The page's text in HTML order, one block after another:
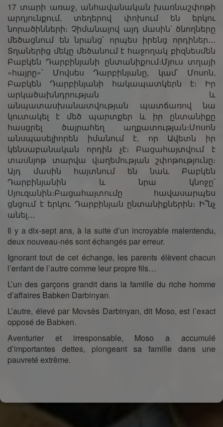
17 տարի առաջ, անհավանական խառնաշփոթի
արդյունքում, տեղերով փոխում են երկու
նորածինների։ Չիմանալով այդ մասին՝ ծնողները
մեծացնում են նրանց՝ որպես իրենց որդիներ․․․
Տղաներից մեկը մեծանում է հաջողակ բիզնեսմեն
Բաբկեն Դարբինյանի ընտանիքում։Մյուս տղայի
«հայրը»՝ Մովսես Դարբինյանը, կամ՝ Մոսոն,
Բաբկեն Դարբինյանի հակապատկերն է։ Իր
արկածախնդրության և
անպատասխանատվության պատճառով նա
կուտակել է մեծ պարտքեր և իր ընտանիքը
հասցրել ծայրահեղ աղքատության։Մոսոն
անսպասելիորեն իմանում է, որ Ավետն իր
կենսաբանական որդին չէ։ Բացահայտվում է
տասնյոթ տարվա վաղեմության շփոթությունը։
Այդ մասին հայտնում են նաև Բաբկեն
Դարբինյանին և նրա կնոջը՝
Սյուզանին։Բացահայտումը հավասարպես
ցնցում է երկու Դարբինյան ընտանիքներին։ Ի՞նչ
անել․․․
Il y a dix-sept ans, à la suite d’un incroyable malentendu,
deux nouveau-nés sont échangés par erreur.
Ignorant tout de cet échange, les parents élèvent chacun
l’enfant de l’autre comme leur propre fils…
L’un des garçons grandit dans la famille du riche homme
d’affaires Babken Darbinyan.
L’autre, élevé par Movsès Darbinyan, dit Moso, est l’exact
opposé de Babken.
Aventurier et irresponsable, Moso a accumulé
d’importantes dettes, plongeant sa famille dans une
pauvreté extrême.